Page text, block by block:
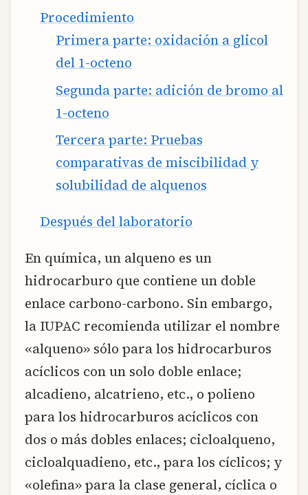
Procedimiento
Primera parte: oxidación a glicol
del 1-octeno
Segunda parte: adición de bromo al
1-octeno
Tercera parte: Pruebas
comparativas de miscibilidad y
solubilidad de alquenos
Después del laboratorio
En química, un alqueno es un
hidrocarburo que contiene un doble
enlace carbono-carbono. Sin embargo,
la IUPAC recomienda utilizar el nombre
«alqueno» sólo para los hidrocarburos
acíclicos con un solo doble enlace;
alcadieno, alcatrieno, etc., o polieno
para los hidrocarburos acíclicos con
dos o más dobles enlaces; cicloalqueno,
cicloalquadieno, etc., para los cíclicos; y
«olefina» para la clase general, cíclica o